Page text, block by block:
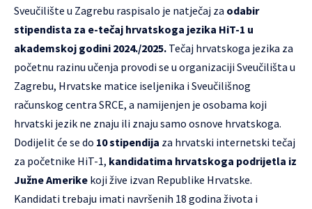
Sveučilište u Zagrebu raspisalo je natječaj za odabir
stipendista za e-tečaj hrvatskoga jezika HiT-1 u
akademskoj godini 2024./2025. Tečaj hrvatskoga jezika za
početnu razinu učenja provodi se u organizaciji Sveučilišta u
Zagrebu, Hrvatske matice iseljenika i Sveučilišnog
računskog centra SRCE, a namijenjen je osobama koji
hrvatski jezik ne znaju ili znaju samo osnove hrvatskoga.
Dodijelit će se do 10 stipendija za hrvatski internetski tečaj
za početnike HiT-1, kandidatima hrvatskoga podrijetla iz
Južne Amerike koji žive izvan Republike Hrvatske.
Kandidati trebaju imati navršenih 18 godina života i